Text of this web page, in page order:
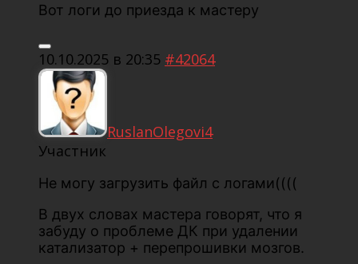
Вот логи до приезда к мастеру
10.10.2025 в 20:35 #42064
RuslanOlegovi4
Участник
Не могу загрузить файл с логами((((
В двух словах мастера говорят, что я
забуду о проблеме ДК при удалении
катализатор + перепрошивки мозгов.